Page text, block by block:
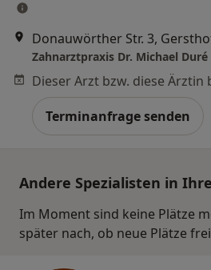
Donauwörther Str. 3,
Zahnarztpraxis Dr. Michael
Terminanfrage senden
Andere Spezialisten in
Im Moment sind keine Plätze
später nach, ob neue Plätze